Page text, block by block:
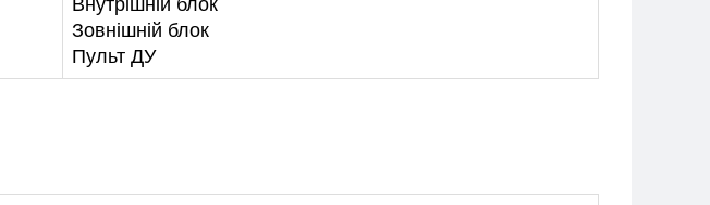
Внутрішній блок
Зовнішній блок
Пульт ДУ